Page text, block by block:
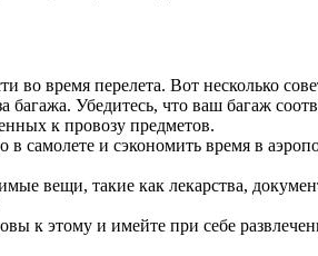
время перелета. Вот несколько
Убедитесь, что ваш багаж
к провозу предметов.
самолете и сэкономить время в
вещи, такие как лекарства,
к этому и имейте при себе